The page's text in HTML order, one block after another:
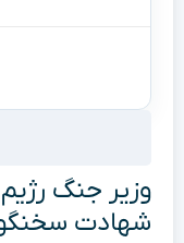
وزیر جنگ
شهادت